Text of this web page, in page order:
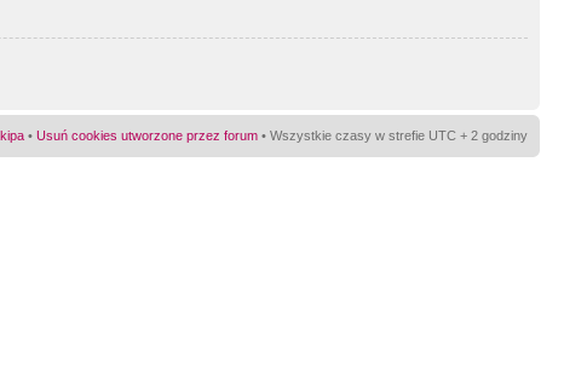
• Usuń cookies utworzone przez forum • Wszystkie czasy w strefie UTC + 2 godziny